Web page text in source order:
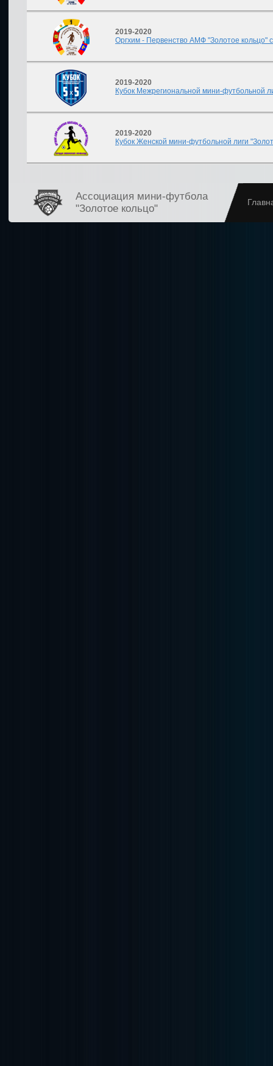
2019-2020
Оргхим - Первенство АМФ "Золотое кольцо"
2019-2020
Кубок Межрегиональной мини-футбольной
2019-2020
Кубок Женской мини-футбольной лиги
Ассоциация мини-футбола
"Золотое кольцо"